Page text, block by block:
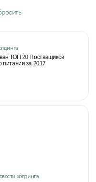
ТОП 20 Поставщиков
питания за 2017
холдинга